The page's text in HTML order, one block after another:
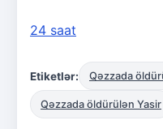
24 saat
Etiketlər: Qəzzada
Qəzzada öldürülən Yasir